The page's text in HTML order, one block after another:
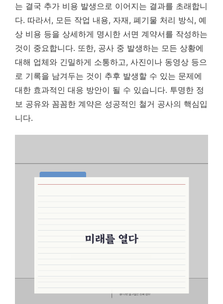
는 결국 추가 비용 발생으로 이어지는 결과를 초래합니
다. 따라서, 모든 작업 내용, 자재, 폐기물 처리 방식, 예
상 비용 등을 상세하게 명시한 서면 계약서를 작성하는
것이 중요합니다. 또한, 공사 중 발생하는 모든 상황에
대해 업체와 긴밀하게 소통하고, 사진이나 동영상 등으
로 기록을 남겨두는 것이 추후 발생할 수 있는 문제에
대한 효과적인 대응 방안이 될 수 있습니다. 투명한 정
보 공유와 꼼꼼한 계약은 성공적인 철거 공사의 핵심입
니다.